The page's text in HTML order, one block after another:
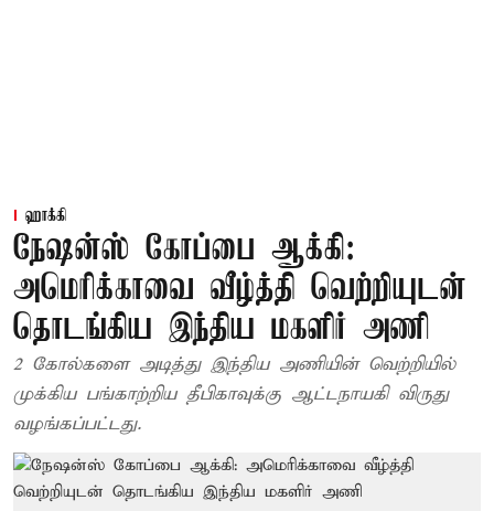
ஹாக்கி
நேஷன்ஸ் கோப்பை ஆக்கி:
அமெரிக்காவை வீழ்த்தி வெற்றியுடன்
தொடங்கிய இந்திய மகளிர் அணி
2 கோல்களை அடித்து இந்திய அணியின் வெற்றியில்
முக்கிய பங்காற்றிய தீபிகாவுக்கு ஆட்டநாயகி விருது
வழங்கப்பட்டது.